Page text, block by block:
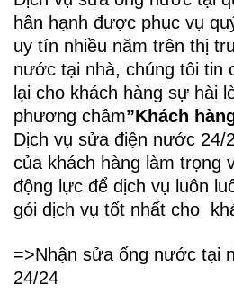
hân hạnh được phục vụ
uy tín nhiều năm trên thị
nước tại nhà, chúng tôi tin
lại cho khách hàng sự hài
phương châm”Khách
Dịch vụ sửa điện nước 24/
của khách hàng làm trọng
động lực để dịch vụ luôn
gói dịch vụ tốt nhất cho
=>Nhận sửa ống nước tại
24/24